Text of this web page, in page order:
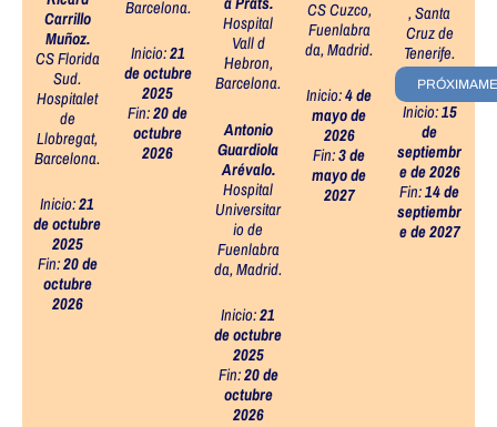
Carrillo
Muñoz.
CS Florida
Sud.
Hospitalet
de
Llobregat,
Barcelona.
Inicio:21
de octubre
2025
Fin:20 de
octubre
2026
Barcelona.
Inicio:21
de octubre
2025
Fin:20 de
octubre
2026
Hospital
Vall d
´Hebron,
Barcelona.
Antonio
Guardiola
Arévalo.
Hospital
Universitar
io de
Fuenlabra
da, Madrid.
Inicio:21
de octubre
2025
Fin:20 de
octubre
2026
CS Cuzco,
Fuenlabra
da, Madrid.
Inicio:4 de
mayo de
2026
Fin:3 de
mayo de
2027
, Santa
Cruz de
Tenerife.
Inicio:15
de
septiembr
e de 2026
Fin:14 de
septiembr
e de 2027